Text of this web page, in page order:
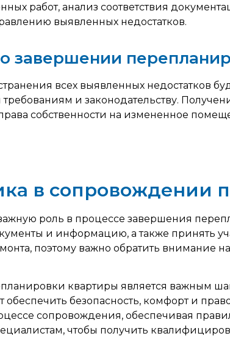
работ, анализ соответствия
выявленных недостатков.
завершении
всех выявленных недостатков
и законодательству.
собственности на измененное
в сопровождении
роль в процессе завершения
и информацию, а также принять
поэтому важно обратить
квартиры является важным
обеспечить безопасность, комфорт и
сопровождения, обеспечивая
чтобы получить